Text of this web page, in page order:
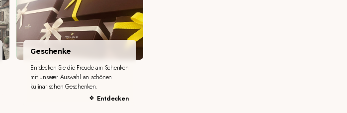
Geschenke
Entdecken Sie die Freude am Schenken
mit unserer Auswahl an schönen
kulinarischen Geschenken.
Entdecken